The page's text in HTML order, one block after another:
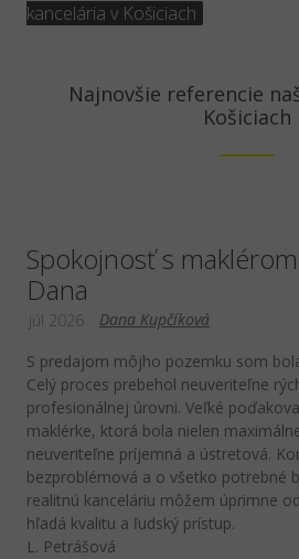
kancelária v Košiciach
Najnovšie referencie
Košiciach
Spokojnosť s
Dana
Dana Kupčíková
júl 2026
​S predajom môjho pozemku som
Celý proces prebehol neuveriteľne
profesionálnej úrovni. Veľké
maklérke, ktorá bola nielen
neuveriteľne príjemná a ústretová.
bezproblémová a o všetko potrebné
realitnú kanceláriu môžem úprimne
hľadá kvalitu a ľudský prístup.
L. Petrášová